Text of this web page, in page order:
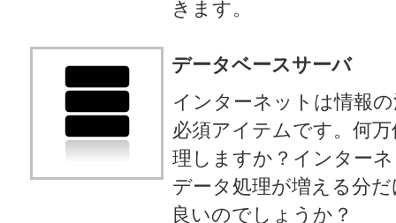
きます。
データベースサーバ
インターネットは情報
必須アイテムです。何
理しますか？インター
データ処理が増える分
良いのでしょうか？